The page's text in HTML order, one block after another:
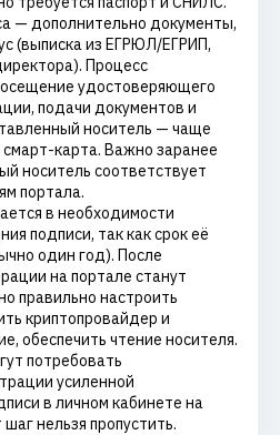
— дополнительно документы,
(выписка из ЕГРЮЛ/ЕГРИП,
Процесс
удостоверяющего
подачи документов и
носитель — чаще
смарт-карта. Важно заранее
носитель соответствует
портала.
в необходимости
подписи, так как срок её
один год). После
на портале станут
правильно настроить
криптопровайдер и
обеспечить чтение носителя.
потребовать
усиленной
в личном кабинете на
нельзя пропустить.